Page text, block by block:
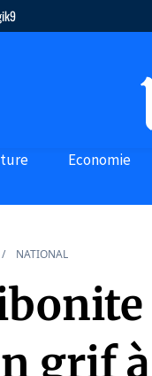
Economie
NATIONAL
grif